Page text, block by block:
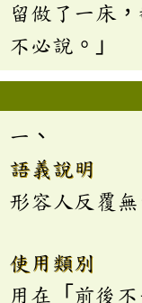
留做了一床
不必說。」
一、
語義說明
形容人反覆無
使用類別
用在「前後